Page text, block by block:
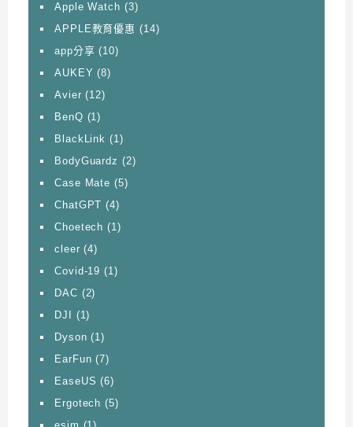
Apple Watch (3)
APPLE教育優惠 (14)
app分享 (10)
AUKEY (8)
Avier (12)
BenQ (1)
BlackLink (1)
BodyGuardz (2)
Case Mate (5)
ChatGPT (4)
Choetech (1)
cleer (4)
Covid-19 (1)
DAC (2)
DJI
(1)
Dyson (1)
EarFun (7)
EaseUS (6)
Ergotech (5)